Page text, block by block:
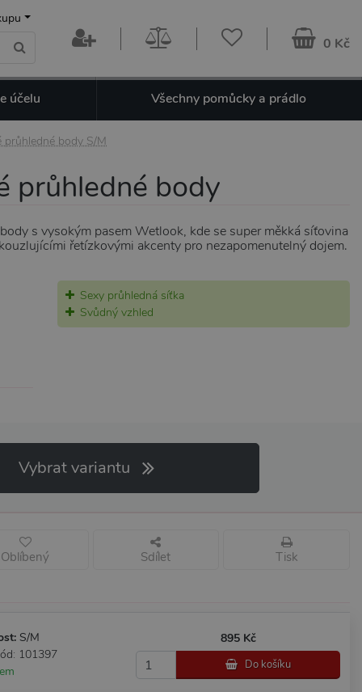
0 Kč
účelu Všechny pomůcky a prádlo
body S/M
průhledné body
s vysokým pasem Wetlook, kde se super měkká síťovina
řetízkovými akcenty pro nezapomenutelný dojem.
Sexy průhledná síťka
Svůdný vzhled
Vybrat variantu
Oblíbený Sdílet Tisk
S/M
101397
895 Kč
Do košíku